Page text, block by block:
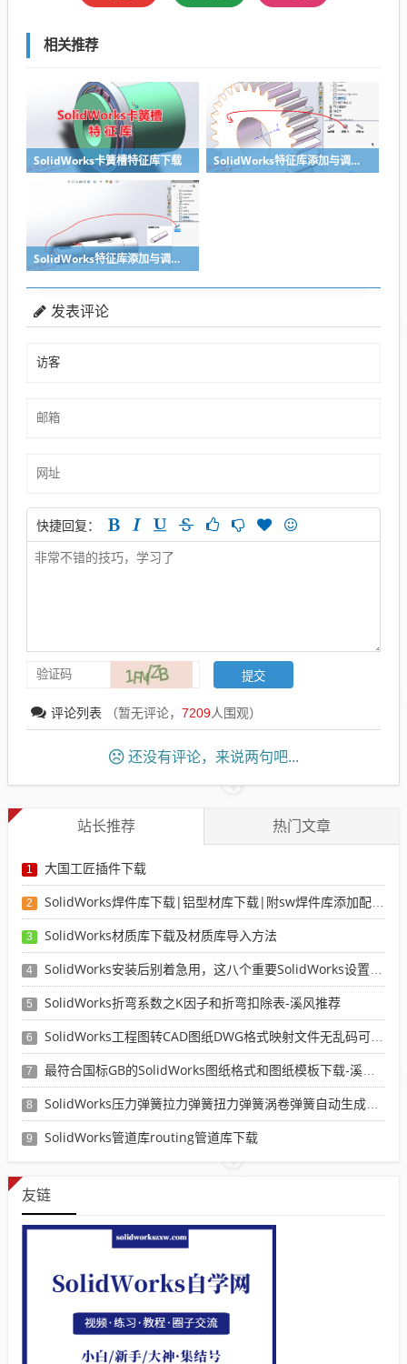
相关推荐
SolidWorks卡簧槽特征库下载 SolidWorks特征库添加与调用之键槽特征库-孔
SolidWorks特征库添加与调用之键槽特征库-轴
发表评论
快捷回复：
评论列表 （暂无评论， 7209人围观）
还没有评论，来说两句吧...
站长推荐 热门文章
1 大国工匠插件下载
2 SolidWorks焊件库下载|铝型材库下载|附sw焊件库添加配置使用教程
3 SolidWorks材质库下载及材质库导入方法
4 SolidWorks安装后别着急用，这八个重要SolidWorks设置可以提高你的画图效率
5 SolidWorks折弯系数之K因子和折弯扣除表-溪风推荐
6 SolidWorks工程图转CAD图纸DWG格式映射文件无乱码可分层-溪风亲测推荐
7 最符合国标GB的SolidWorks图纸格式和图纸模板下载-溪风专用版
8 SolidWorks压力弹簧拉力弹簧扭力弹簧涡卷弹簧自动生成宏程序下载
9 SolidWorks管道库routing管道库下载
友链